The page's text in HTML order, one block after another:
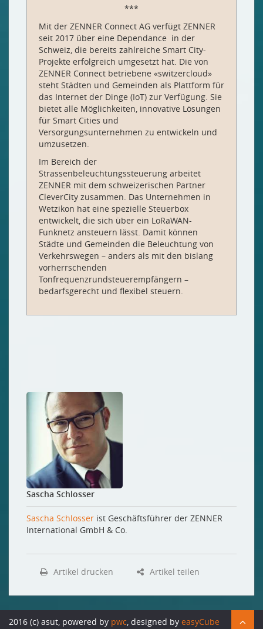
***
Mit der ZENNER Connect AG verfügt ZENNER
seit 2017 über eine Dependance in der
Schweiz, die bereits zahlreiche Smart City-
Projekte erfolgreich umgesetzt hat. Die von
ZENNER Connect betriebene «switzercloud»
steht Städten und Gemeinden als Plattform für
das Internet der Dinge (IoT) zur Verfügung. Sie
bietet alle Möglichkeiten, innovative Lösungen
für Smart Cities und
Versorgungsunternehmen zu entwickeln und
umzusetzen.
Im Bereich der
Strassenbeleuchtungssteuerung arbeitet
ZENNER mit dem schweizerischen Partner
CleverCity zusammen. Das Unternehmen in
Wetzikon hat eine spezielle Steuerbox
entwickelt, die sich über ein LoRaWAN-
Funknetz ansteuern lässt. Damit können
Städte und Gemeinden die Beleuchtung von
Verkehrswegen – anders als mit den bislang
vorherrschenden
Tonfrequenzrundsteuerempfängern –
bedarfsgerecht und flexibel steuern.
Sascha Schlosser
Sascha Schlosser ist Geschäftsführer der ZENNER
International GmbH & Co.
Artikel drucken Artikel teilen
2016 (c) asut, powered by pwc, designed by easyCube